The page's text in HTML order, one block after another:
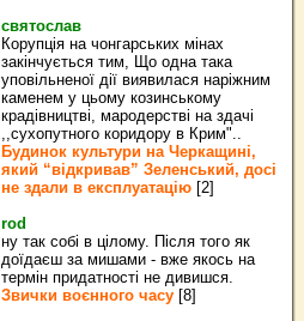
святослав
Корупція на чонгарських мінах
закінчується тим, Що одна така
уповільненої дії виявилася наріжним
каменем у цьому козинському
крадівництві, мародерстві на здачі
,,сухопутного коридору в Крим"..
Будинок культури на Черкащині,
який “відкривав” Зеленський, досі
не здали в експлуатацію [2]
rod
ну так собі в цілому. Після того як
доїдаєш за мишами - вже якось на
термін придатності не дивишся.
Звички воєнного часу [8]